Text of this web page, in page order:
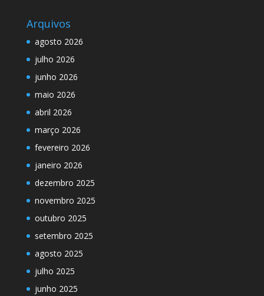
Arquivos
agosto 2026
julho 2026
junho 2026
maio 2026
abril 2026
março 2026
fevereiro 2026
janeiro 2026
dezembro 2025
novembro 2025
outubro 2025
setembro 2025
agosto 2025
julho 2025
junho 2025